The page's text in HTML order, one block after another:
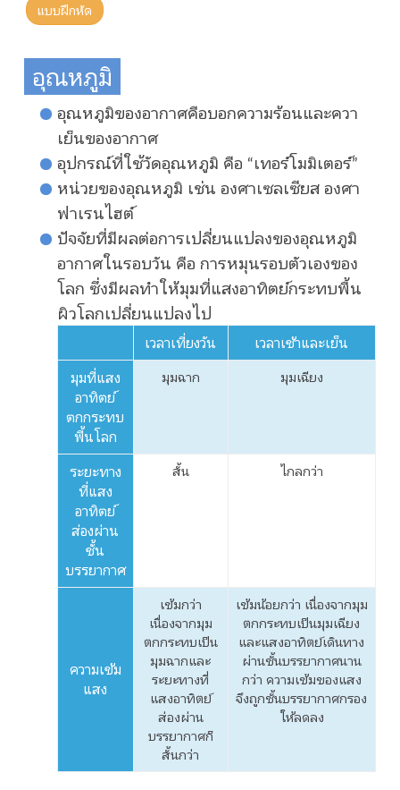
แบบฝึกหัด
อุณหภูมิ
อุณหภูมิของอากาศคือบอกความร้อนและควา
เย็นของอากาศ
อุปกรณ์ที่ใช้วัดอุณหภูมิ คือ “เทอร์โมมิเตอร์”
หน่วยของอุณหภูมิ เช่น องศาเซลเซียส องศา
ฟาเรนไฮต์
ปัจจัยที่มีผลต่อการเปลี่ยนแปลงของอุณหภูมิ
อากาศในรอบวัน คือ การหมุนรอบตัวเองของ
โลก ซึ่งมีผลทำให้มุมที่แสงอาทิตย์กระทบพื้น
ผิวโลกเปลี่ยนแปลงไป
เวลาเที่ยงวัน
เวลาเช้าและเย็น
มุมที่แสง
อาทิตย์
ตกกระทบ
พื้นโลก
มุมฉาก มุมเฉียง
ระยะทาง
ที่แสง
อาทิตย์
ส่องผ่าน
ชั้น
บรรยากาศ
สั้น ไกลกว่า
ความเข้ม
แสง
เข้มกว่า
เนื่องจากมุม
ตกกระทบเป็น
มุมฉากและ
ระยะทางที่
แสงอาทิตย์
ส่องผ่าน
บรรยากาศก็
สั้นกว่า
เข้มน้อยกว่า เนื่องจากมุม
ตกกระทบเป็นมุมเฉียง
และแสงอาทิตย์เดินทาง
ผ่านชั้นบรรยากาศนาน
กว่า ความเข้มของแสง
จึงถูกชั้นบรรยากาศกรอง
ให้ลดลง